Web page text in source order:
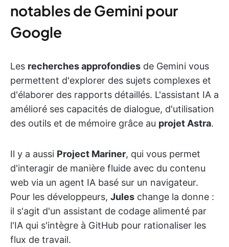
notables de Gemini pour
Google
Les recherches approfondies de Gemini vous
permettent d'explorer des sujets complexes et
d'élaborer des rapports détaillés. L'assistant IA a
amélioré ses capacités de dialogue, d'utilisation
des outils et de mémoire grâce au projet Astra.
Il y a aussi Project Mariner, qui vous permet
d'interagir de manière fluide avec du contenu
web via un agent IA basé sur un navigateur.
Pour les développeurs, Jules change la donne :
il s'agit d'un assistant de codage alimenté par
l'IA qui s'intègre à GitHub pour rationaliser les
flux de travail.